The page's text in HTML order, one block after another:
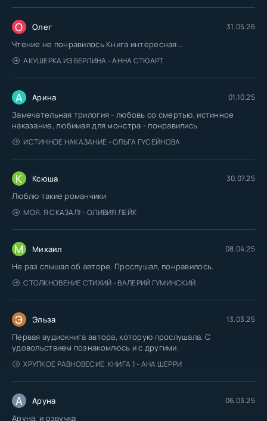
О Олег 31.05.26
Чтение не понравилось.Книга интересная...
АКУШЕРКА ИЗ БЕРЛИНА - АННА СТЮАРТ
А Арина 01.10.25
Замечательная трилогия - любовь со смертью, истинное
наказание, любимая для монстра - понравились
ИСТИННОЕ НАКАЗАНИЕ - ОЛЬГА ГУСЕЙНОВА
К Ксюша 30.07.25
Люблю такие романчики
МОЯ. Я СКАЗАЛ! - ОЛИВИЯ ЛЕЙК
М Михаил 08.04.25
Не раз слышал об авторе. Прослушал, понравилось.
СТОЛКНОВЕНИЕ СТИХИЙ - ВАЛЕРИЙ ГУМИНСКИЙ
Э Эльза 13.03.25
Первая аудиокнига автора, которую прослушала. С
удовольствием познакомлюсь и с другими.
ХРУПКОЕ РАВНОВЕСИЕ. КНИГА 1 - АНА ШЕРРИ
А Аруна 06.03.25
Аруна, и озвучка